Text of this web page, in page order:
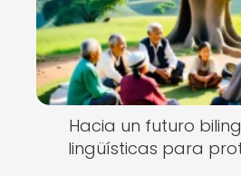
Hacia un futuro
lingüísticas para